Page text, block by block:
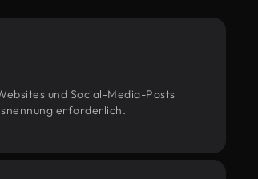
und Social-Media-Posts
erforderlich.